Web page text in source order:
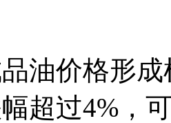
油价格形
超过4%，